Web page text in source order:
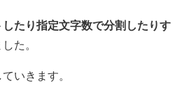
たり指定文字数で分割したりす
た。
いきます。